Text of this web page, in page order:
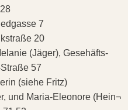
7
20
(Jäger), Gesehäfts-
57
(siehe Fritz)
und Maria-Eleonore (Hein¬